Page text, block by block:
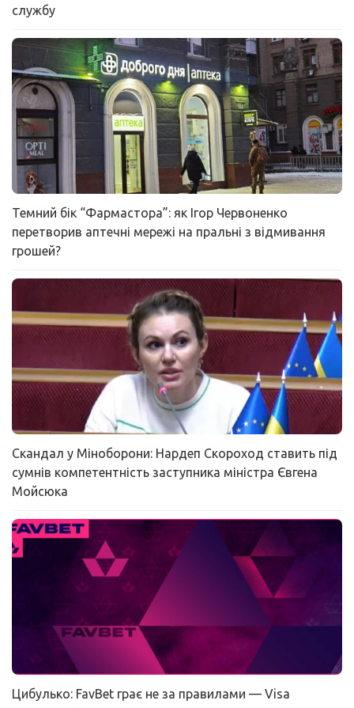
службу
Темний бік “Фармастора”: як Ігор Червоненко
перетворив аптечні мережі на пральні з відмивання
грошей?
Скандал у Міноборони: Нардеп Скороход ставить під
сумнів компетентність заступника міністра Євгена
Мойсюка
Цибулько: FavBet грає не за правилами — Visa